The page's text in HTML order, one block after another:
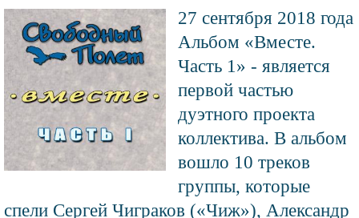
Текст
новости
Файл
изображения
27 сентября 2018 года
Альбом «Вместе.
Часть 1» - является
первой частью
дуэтного проекта
коллектива. В альбом
вошло 10 треков
группы, которые
спели Сергей Чиграков («Чиж»), Александр